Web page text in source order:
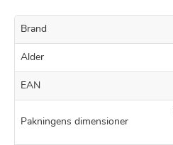
Brand
Alder
EAN
Pakningens dimensioner